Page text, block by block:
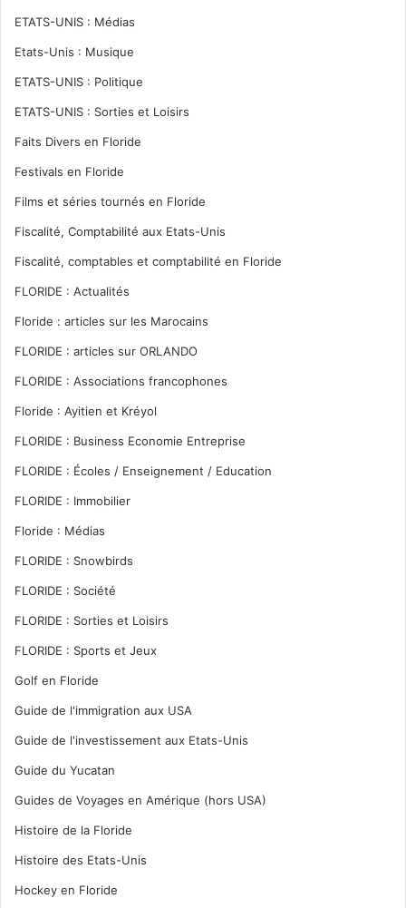
ETATS-UNIS : Médias
Etats-Unis : Musique
ETATS-UNIS : Politique
ETATS-UNIS : Sorties et Loisirs
Faits Divers en Floride
Festivals en Floride
Films et séries tournés en Floride
Fiscalité, Comptabilité aux Etats-Unis
Fiscalité, comptables et comptabilité en Floride
FLORIDE : Actualités
Floride : articles sur les Marocains
FLORIDE : articles sur ORLANDO
FLORIDE : Associations francophones
Floride : Ayitien et Kréyol
FLORIDE : Business Economie Entreprise
FLORIDE : Écoles / Enseignement / Education
FLORIDE : Immobilier
Floride : Médias
FLORIDE : Snowbirds
FLORIDE : Société
FLORIDE : Sorties et Loisirs
FLORIDE : Sports et Jeux
Golf en Floride
Guide de l'immigration aux USA
Guide de l'investissement aux Etats-Unis
Guide du Yucatan
Guides de Voyages en Amérique (hors USA)
Histoire de la Floride
Histoire des Etats-Unis
Hockey en Floride